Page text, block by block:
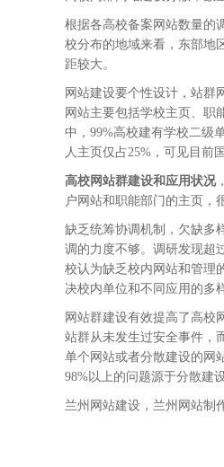
根据各高校备案网站数量的
校分布的地域来看，东部地
距较大。
网站建设要个性设计，站群
网站主要包括学校主页、职
中，99%高校建有学校二级
人主页仅占25%，可见目前
高校网站群建设和应用状况
户网站和职能部门的主页，
缺乏统筹协调机制，欠缺多
调的力度不够。调研发现超
校认为缺乏校内网站和管理
决校内单位和不同应用的多
网站群建设有效提高了高校
站群从未发生过安全事件，
单个网站或者分散建设的网
98%以上的问题源于分散建
兰州网站建设，兰州网站制